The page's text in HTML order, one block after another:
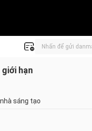
hạn
sáng tạo